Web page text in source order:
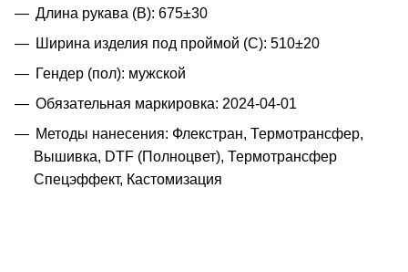
Длина рукава (B): 675±30
Ширина изделия под проймой (С): 510±20
Гендер (пол): мужской
Обязательная маркировка: 2024-04-01
Методы нанесения: Флекстран, Термотрансфер,
Вышивка, DTF (Полноцвет), Термотрансфер
Спецэффект, Кастомизация